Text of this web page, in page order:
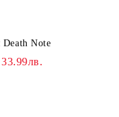
Death Note
33.99лв.